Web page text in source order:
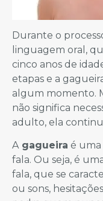
Durante o
linguagem oral,
cinco anos de
etapas e a
algum momento.
não significa
adulto, ela
Agagueira é
fala. Ou seja, é
fala, que se
ou sons,